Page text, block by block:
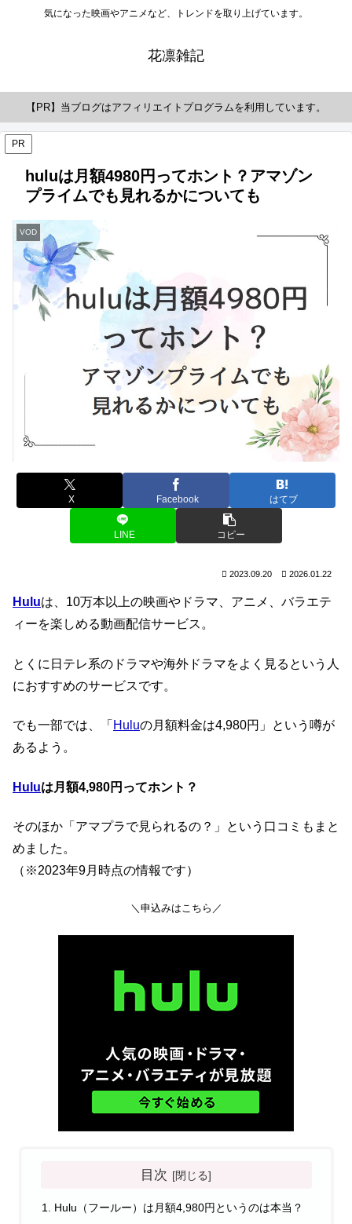
気になった映画やアニメなど、トレンドを取り上げています。
花凛雑記
【PR】当ブログはアフィリエイトプログラムを利用しています。
PR
huluは月額4980円ってホント？アマゾン
プライムでも見れるかについても
VOD
X Facebook はてブ
LINE コピー
2023.09.20 2026.01.22
Huluは、10万本以上の映画やドラマ、アニメ、バラエテ
ィーを楽しめる動画配信サービス。
とくに日テレ系のドラマや海外ドラマをよく見るという人
におすすめのサービスです。
でも一部では、「 Huluの月額料金は4,980円」という噂が
あるよう。
Huluは月額4,980円ってホント？
そのほか「アマプラで見られるの？」という口コミもまと
めました。
（※2023年9月時点の情報です）
＼申込みはこちら／
目次
Hulu（フールー）は月額4,980円というのは本当？